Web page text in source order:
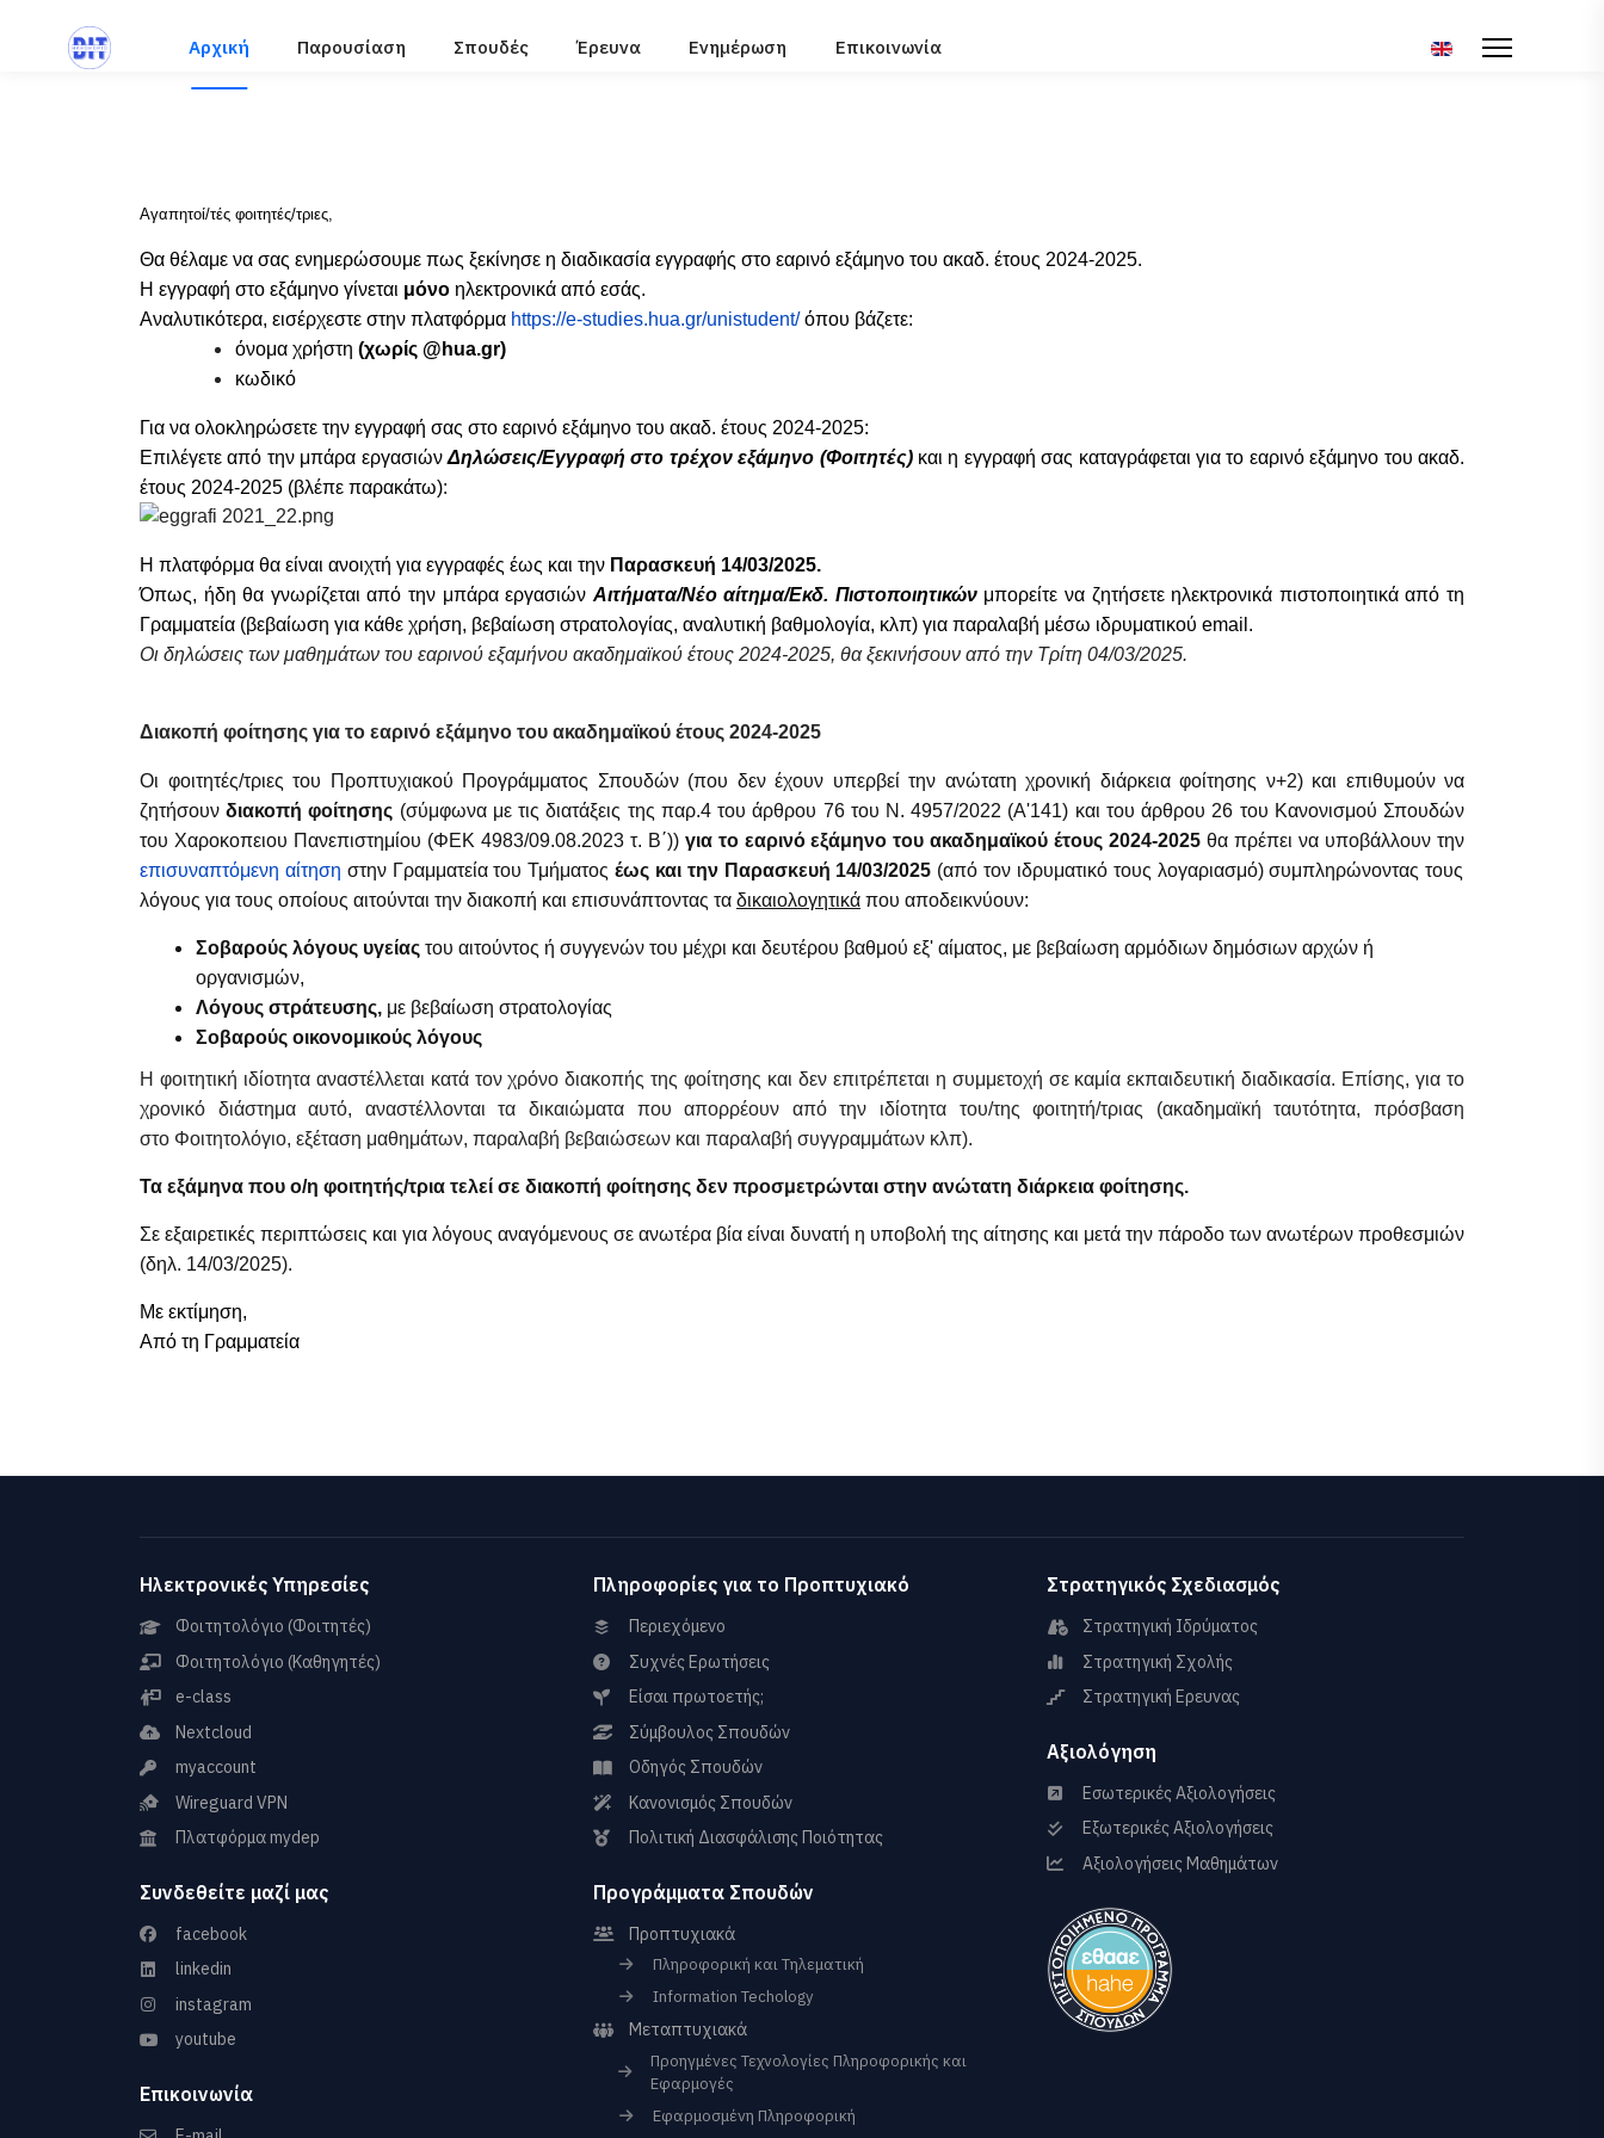
Αρχική Παρουσίαση Σπουδές Έρευνα Ενημέρωση Επικοινωνία Επιλέξτε τη γλώσσα
Αγαπητοί/τές φοιτητές/τριες,
Θα θέλαμε να σας ενημερώσουμε πως ξεκίνησε η διαδικασία εγγραφής στο εαρινό εξάμηνο του ακαδ. έτους 2024-2025.
Η εγγραφή στο εξάμηνο γίνεται μόνο ηλεκτρονικά από εσάς.
Αναλυτικότερα, εισέρχεστε στην πλατφόρμα https://e-studies.hua.gr/unistudent/όπου βάζετε:
όνομα χρήστη (χωρίς @ hua.gr)
κωδικό
Για να ολοκληρώσετε την εγγραφή σας στο εαρινό εξάμηνο του ακαδ. έτους 2024-2025:
Επιλέγετε από την μπάρα εργασιώνΔηλώσεις/Εγγραφή στο τρέχον εξάμηνο (Φοιτητές) και η εγγραφή σας καταγράφεται για το εαρινό εξάμηνο του ακαδ.
έτους 2024-2025 (βλέπε παρακάτω):
Η πλατφόρμα θα είναι ανοιχτή για εγγραφές έως και την Παρασκευή 14/03/2025.
Όπως, ήδη θα γνωρίζεται από την μπάρα εργασιών Αιτήματα/Νέο αίτημα/Εκδ. Πιστοποιητικώνμπορείτε να ζητήσετε ηλεκτρονικά πιστοποιητικά από τη
Γραμματεία (βεβαίωση για κάθε χρήση, βεβαίωση στρατολογίας, αναλυτική βαθμολογία, κλπ) για παραλαβή μέσω ιδρυματικού email .
Οι δηλώσεις των μαθημάτων του εαρινού εξαμήνου ακαδημαϊκού έτους 2024-2025, θα ξεκινήσουν από την Τρίτη 04/03/2025.
Διακοπή φοίτησης για το εαρινό εξάμηνο του ακαδημαϊκού έτους 2024-2025
Οι φοιτητές/τριες του Προπτυχιακού Προγράμματος Σπουδών (που δεν έχουν υπερβεί την ανώτατη χρονική διάρκεια φοίτησης ν+2) και επιθυμούν να
ζητήσουν διακοπή φοίτησης (σύμφωνα με τις διατάξεις της παρ.4 του άρθρου 76 του Ν. 4957/2022 (Α'141) και του άρθρου 26 του Κανονισμού Σπουδών
του Χαροκοπειου Πανεπιστημίου (ΦΕΚ 4983/09.08.2023 τ. Β΄)) για το εαρινό εξάμηνο του ακαδημαϊκού έτους 2024-2025 θα πρέπει να υποβάλλουν την
επισυναπτόμενη αίτηση στην Γραμματεία του Τμήματοςέως και την Παρασκευή 14/03/2025 (από τον ιδρυματικό τους λογαριασμό) συμπληρώνοντας τους
λόγους για τους οποίους αιτούνται την διακοπή και επισυνάπτοντας τα δικαιολογητικά που αποδεικνύουν:
Σοβαρούς λόγους υγείας του αιτούντος ή συγγενών του μέχρι και δευτέρου βαθμού εξ' αίματος, με βεβαίωση αρμόδιων δημόσιων αρχών ή
οργανισμών,
Λόγους στράτευσης, με βεβαίωση στρατολογίας
Σοβαρούς οικονομικούς λόγους
Η φοιτητική ιδίοτητα αναστέλλεται κατά τον χρόνο διακοπής της φοίτησης και δεν επιτρέπεται η συμμετοχή σε καμία εκπαιδευτική διαδικασία. Επίσης, για το
χρονικό διάστημα αυτό, αναστέλλονται τα δικαιώματα που απορρέουν από την ιδίοτητα του/της φοιτητή/τριας (ακαδημαϊκή ταυτότητα, πρόσβαση
στο Φοιτητολόγιο, εξέταση μαθημάτων, παραλαβή βεβαιώσεων και παραλαβή συγγραμμάτων κλπ).
Τα εξάμηνα που ο/η φοιτητής/τρια τελεί σε διακοπή φοίτησης δεν προσμετρώνται στην ανώτατη διάρκεια φοίτησης.
Σε εξαιρετικές περιπτώσεις και για λόγους αναγόμενους σε ανωτέρα βία είναι δυνατή η υποβολή της αίτησης και μετά την πάροδο των ανωτέρων προθεσμιών
(δηλ. 14/03/2025).
Με εκτίμηση,
Από τη Γραμματεία
Ηλεκτρονικές Υπηρεσίες
Φοιτητολόγιο (Φοιτητές)
Φοιτητολόγιο (Καθηγητές)
e-class
Nextcloud
myaccount
Wireguard VPN
Πλατφόρμα mydep
Συνδεθείτε μαζί μας
facebook
linkedin
instagram
youtube
Επικοινωνία
Πληροφορίες για το Προπτυχιακό
Περιεχόμενο
Συχνές Ερωτήσεις
Είσαι πρωτοετής;
Σύμβουλος Σπουδών
Οδηγός Σπουδών
Κανονισμός Σπουδών
Πολιτική Διασφάλισης Ποιότητας
Προγράμματα Σπουδών
Προπτυχιακά
Πληροφορική και Τηλεματική
Information Techology
Μεταπτυχιακά
Προηγμένες Τεχνολογίες Πληροφορικής και
Εφαρμογές
Εφαρμοσμένη Πληροφορική
Στρατηγικός Σχεδιασμός
Στρατηγική Ιδρύματος
Στρατηγική Σχολής
Στρατηγική Ερευνας
Αξιολόγηση
Εσωτερικές Αξιολογήσεις
Εξωτερικές Αξιολογήσεις
Αξιολογήσεις Μαθημάτων